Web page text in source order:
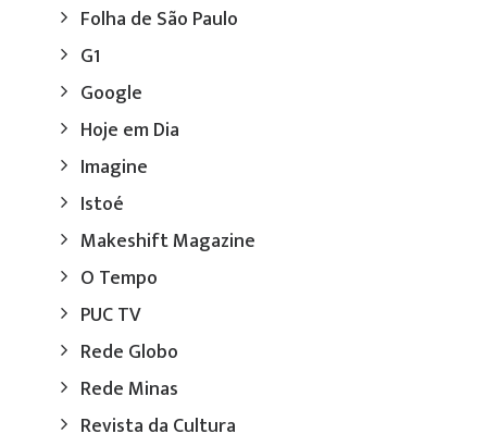
Folha de São Paulo
G1
Google
Hoje em Dia
Imagine
Istoé
Makeshift Magazine
O Tempo
PUC TV
Rede Globo
Rede Minas
Revista da Cultura